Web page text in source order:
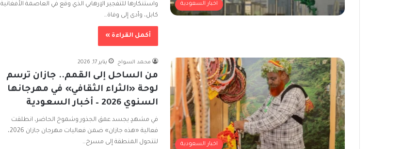
اخبار السعودية
واستنكارها للتفجير الإرهابي الذي وقع في العاصمة الأفغانية
كابل، وأدى إلى وفاة…
أكمل القراءة »
اخبار السعودية
محمد السواح يناير 17, 2026
من الساحل إلى القمم.. جازان ترسم
لوحة «الثراء الثقافي» في مهرجانها
السنوي 2026 – أخبار السعودية
في مشهدٍ يجسد عمق الجذور وشموخ الحاضر، انطلقت
فعالية «هذه جازان» ضمن فعاليات مهرجان جازان 2026،
لتتحول المنطقة إلى مسرح…